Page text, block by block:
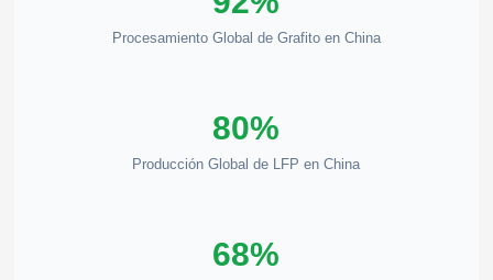
Procesamiento Global de Grafito en China
80%
Producción Global de LFP en China
68%